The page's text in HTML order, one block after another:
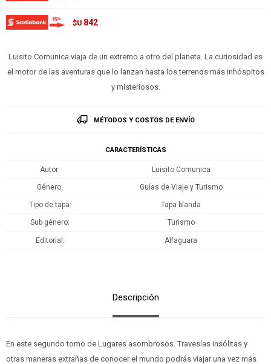
$U 842
Luisito Comunica viaja de un extremo a otro del planeta. La curiosidad es
el motor de las aventuras que lo lanzan hasta los terrenos más inhóspitos
y misteriosos.
MÉTODOS Y COSTOS DE ENVÍO
CARACTERÍSTICAS
Autor Luisito Comunica
Género Guías de Viaje y Turismo
Tipo de tapa Tapa blanda
Sub género Turismo
Editorial Alfaguara
Descripción
En este segundo tomo de Lugares asombrosos. Travesías insólitas y
otras maneras extrañas de conocer el mundo podrás viajar una vez más